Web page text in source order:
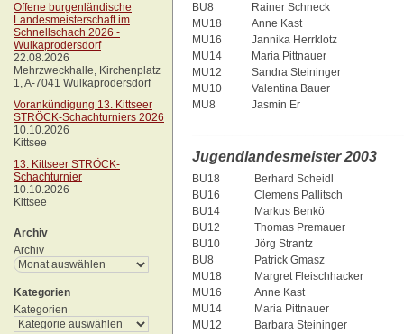
Offene burgenländische
Landesmeisterschaft im
Schnellschach 2026 -
Wulkaprodersdorf
22.08.2026
Mehrzweckhalle, Kirchenplatz
1, A-7041 Wulkaprodersdorf
Vorankündigung 13. Kittseer
STRÖCK-Schachturniers 2026
10.10.2026
Kittsee
13. Kittseer STRÖCK-
Schachturnier
10.10.2026
Kittsee
Archiv
Archiv
Kategorien
Kategorien
BU8
Rainer Schneck
MU18
Anne Kast
MU16
Jannika Herrklotz
MU14
Maria Pittnauer
MU12
Sandra Steininger
MU10
Valentina Bauer
MU8
Jasmin Er
Jugendlandesmeister 2003
BU18
Berhard Scheidl
BU16
Clemens Pallitsch
BU14
Markus Benkö
BU12
Thomas Premauer
BU10
Jörg Strantz
BU8
Patrick Gmasz
MU18
Margret Fleischhacker
MU16
Anne Kast
MU14
Maria Pittnauer
MU12
Barbara Steininger